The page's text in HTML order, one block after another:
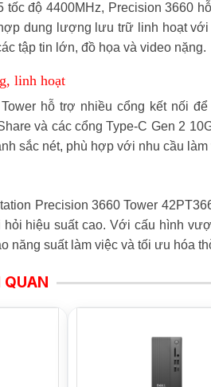
tốc độ 4400MHz, Precision 3660
dung lượng lưu trữ linh hoạt
tập tin lớn, đồ họa và video nặng.
linh hoạt
hỗ trợ nhiều cổng kết nối
và các cổng Type-C Gen 2
sắc nét, phù hợp với nhu cầu
Precision 3660 Tower
hỏi hiệu suất cao. Với cấu hình
năng suất làm việc và tối ưu hóa